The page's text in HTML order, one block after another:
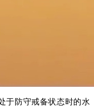
防守戒备状态时的水